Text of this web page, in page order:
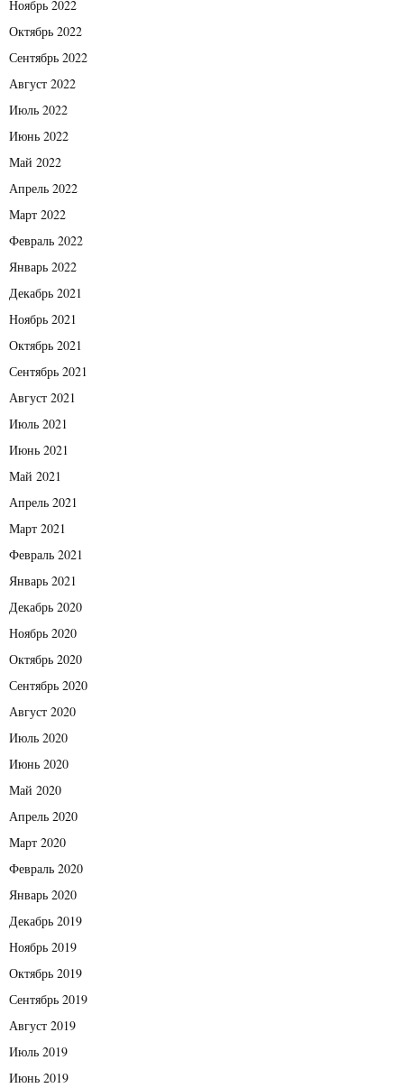
Ноябрь 2022
Октябрь 2022
Сентябрь 2022
Август 2022
Июль 2022
Июнь 2022
Май 2022
Апрель 2022
Март 2022
Февраль 2022
Январь 2022
Декабрь 2021
Ноябрь 2021
Октябрь 2021
Сентябрь 2021
Август 2021
Июль 2021
Июнь 2021
Май 2021
Апрель 2021
Март 2021
Февраль 2021
Январь 2021
Декабрь 2020
Ноябрь 2020
Октябрь 2020
Сентябрь 2020
Август 2020
Июль 2020
Июнь 2020
Май 2020
Апрель 2020
Март 2020
Февраль 2020
Январь 2020
Декабрь 2019
Ноябрь 2019
Октябрь 2019
Сентябрь 2019
Август 2019
Июль 2019
Июнь 2019